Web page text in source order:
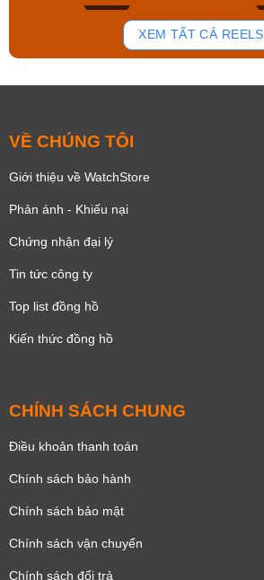
136
XEM TẤT CẢ REELS
VỀ CHÚNG TÔI
Giới thiệu về WatchStore
Phản ánh - Khiếu nại
Chứng nhận đại lý
Tin tức công ty
Top list đồng hồ
Kiến thức đồng hồ
CHÍNH SÁCH CHUNG
Điều khoản thanh toán
Chính sách bảo hành
Chính sách bảo mật
Chính sách vận chuyển
Chính sách đổi trả